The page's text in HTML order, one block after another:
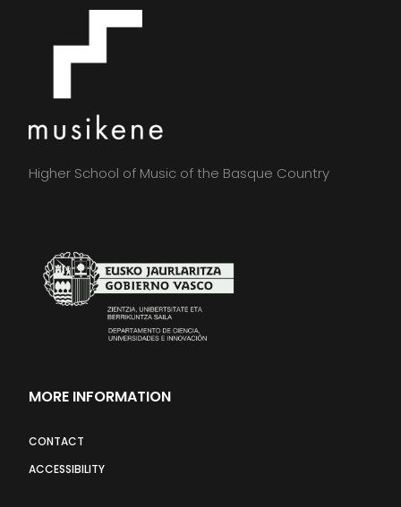
Higher School of Music of the Basque Country
MORE INFORMATION
CONTACT
ACCESSIBILITY